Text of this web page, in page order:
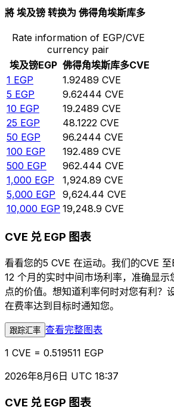
將 埃及镑 转换为 佛得角埃斯库多
Rate information of EGP/CVE
currency pair
埃及镑EGP 佛得角埃斯库多CVE
1 EGP 1.92489 CVE
5 EGP 9.62444 CVE
10 EGP 19.2489 CVE
25 EGP 48.1222 CVE
50 EGP 96.2444 CVE
100 EGP 192.489 CVE
500 EGP 962.444 CVE
1,000 EGP 1,924.89 CVE
5,000 EGP 9,624.44 CVE
10,000 EGP 19,248.9 CVE
CVE 兑 EGP 图表
看看您的5 CVE 在运动。我们的CVE
12 个月的实时中间市场利率，准确显示
点的价值。想知道利率何时对您有利？
在费率达到目标时通知您。
跟踪汇率 查看完整图表
1 CVE = 0.519511 EGP
2026年8月6日 UTC 18:37
CVE 兑 EGP 图表